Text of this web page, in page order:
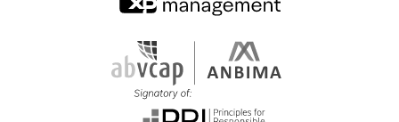
Gabriel Silva